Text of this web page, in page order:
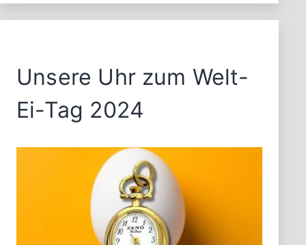
Unsere Uhr zum Welt-
Ei-Tag 2024